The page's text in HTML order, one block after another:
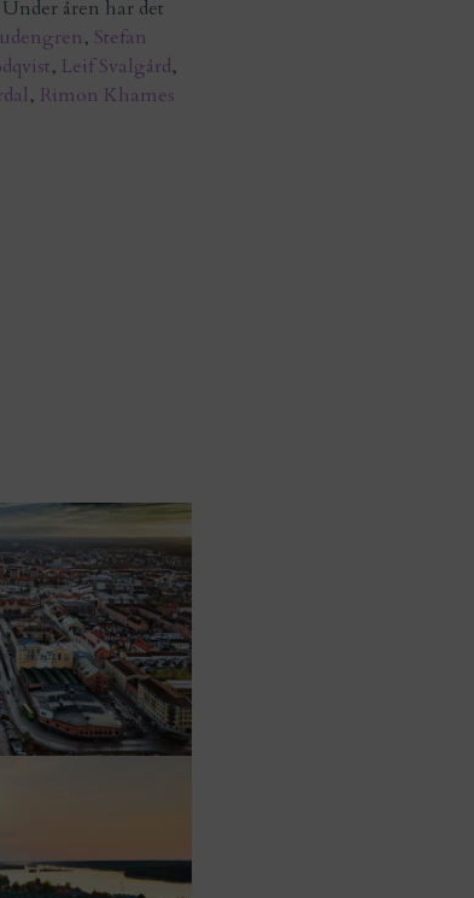
åren har det
, Stefan
, Leif Svalgård,
, Rimon Khames